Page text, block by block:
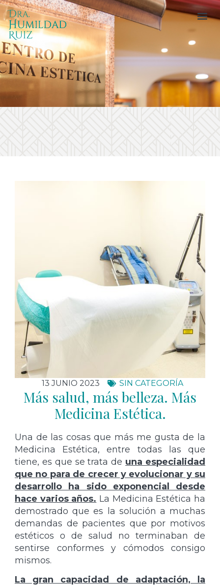
13 JUNIO 2023 SIN CATEGORÍA
Más salud, más belleza. Más
Medicina Estética.
Una de las cosas que más me gusta de la
Medicina Estética, entre todas las que
tiene, es que se trata de una especialidad
que no para de crecer y evolucionar y su
desarrollo ha sido exponencial desde
hace varios años. La Medicina Estética ha
demostrado que es la solución a muchas
demandas de pacientes que por motivos
estéticos o de salud no terminaban de
sentirse conformes y cómodos consigo
mismos.
La gran capacidad de adaptación, la